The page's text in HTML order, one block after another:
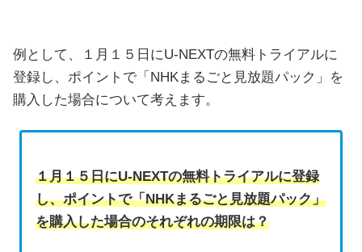
例として、１月１５日にU-NEXTの無料トライアルに
登録し、ポイントで「NHKまるごと見放題パック」を
購入した場合について考えます。
１月１５日にU-NEXTの無料トライアルに登録
し、ポイントで「NHKまるごと見放題パック」
を購入した場合のそれぞれの期限は？